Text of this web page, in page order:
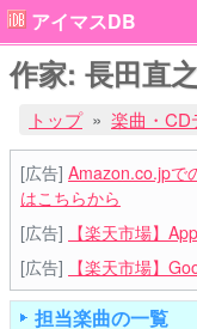
アイマスDB
作家: 長田直之
トップ 楽曲・CD
[広告] Amazon.co.jpで
はこちらから
[広告]
【楽天市場】
[広告]
【楽天市場】
担当楽曲の一覧